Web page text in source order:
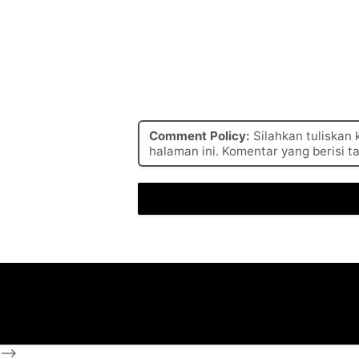
Comment Policy: Silahkan tuliskan
halaman ini. Komentar yang berisi
-->